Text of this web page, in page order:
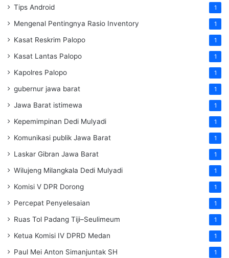
Tips Android 1
Mengenal Pentingnya Rasio Inventory 1
Kasat Reskrim Palopo 1
Kasat Lantas Palopo 1
Kapolres Palopo 1
gubernur jawa barat 1
Jawa Barat istimewa 1
Kepemimpinan Dedi Mulyadi 1
Komunikasi publik Jawa Barat 1
Laskar Gibran Jawa Barat 1
Wilujeng Milangkala Dedi Mulyadi 1
Komisi V DPR Dorong 1
Percepat Penyelesaian 1
Ruas Tol Padang Tiji–Seulimeum 1
Ketua Komisi IV DPRD Medan 1
Paul Mei Anton Simanjuntak SH 1